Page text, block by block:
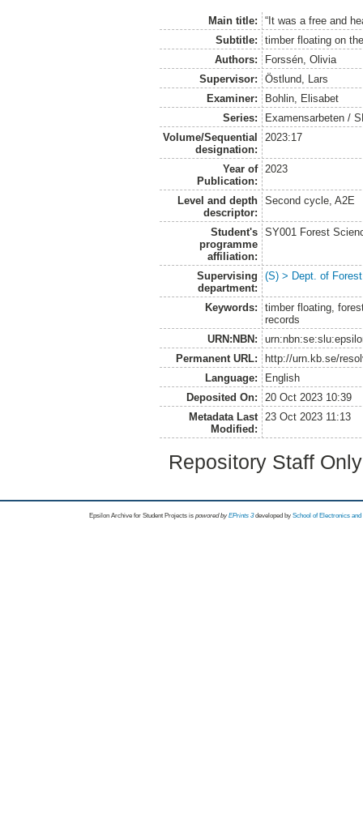
Main title:
“It was a free and
Subtitle:
timber floating on
Authors:
Forssén, Olivia
Supervisor:
Östlund, Lars
Examiner:
Bohlin, Elisabet
Series:
Examensarbeten /
Volume/Sequential
designation:
2023:17
Year of
Publication:
2023
Level and depth
descriptor:
Second cycle, A2E
Student's
programme
affiliation:
SY001 Forest
Supervising
department:
(S) > Dept. of
Keywords:
timber floating,
records
URN:NBN:
Permanent URL:
http://urn.kb.se/
Language:
English
Deposited On:
20 Oct 2023 10:39
Metadata Last
Modified:
23 Oct 2023 11:13
Repository Staff
Epsilon Archive for Student Projects is powored byEPrints 3 developed by School of Electronics